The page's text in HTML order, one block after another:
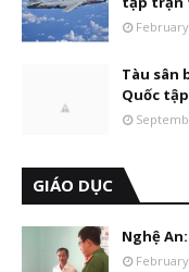
Tàu sân
Quốc
GIÁO DỤC
Nghệ